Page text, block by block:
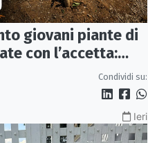
giovani piante di
con l’accetta:
Condividi su:
Ieri